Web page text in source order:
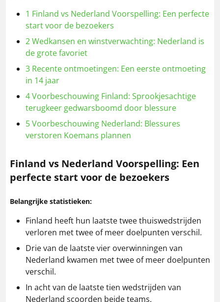
1 Finland vs Nederland Voorspelling: Een perfecte
start voor de bezoekers
2Wedkansen en winstverwachting: Nederland is
de grote favoriet
3 Recente ontmoetingen: Een eerste ontmoeting
in 14 jaar
4Voorbeschouwing Finland: Sprookjesachtige
terugkeer gedwarsboomd door blessure
5Voorbeschouwing Nederland: Blessures
verstoren Koemans plannen
Finland vs Nederland Voorspelling: Een
perfecte start voor de bezoekers
Belangrijke statistieken:
Finland heeft hun laatste twee thuiswedstrijden
verloren met twee of meer doelpunten verschil.
Drie van de laatste vier overwinningen van
Nederland kwamen met twee of meer doelpunten
verschil.
In acht van de laatste tien wedstrijden van
Nederland scoorden beide teams.